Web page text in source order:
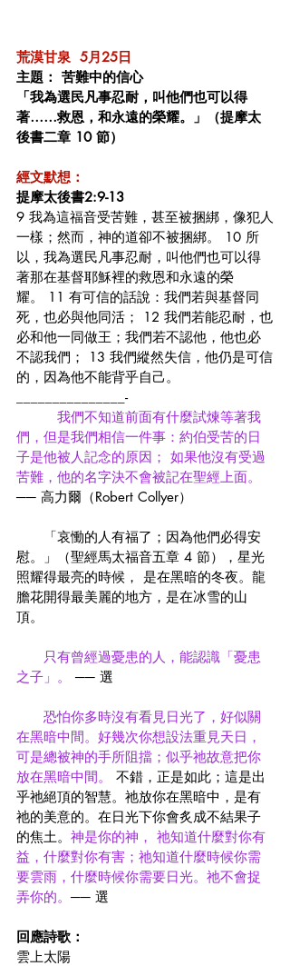
荒漠甘泉  5月25日
主題： 苦難中的信心
「我為選民凡事忍耐，叫他們也可以得
著……救恩，和永遠的榮耀。」（提摩太
後書二章 10 節）
經文默想：
提摩太後書2:9-13
9 我為這福音受苦難，甚至被捆綁，像犯人
一樣；然而，神的道卻不被捆綁。 10 所
以，我為選民凡事忍耐，叫他們也可以得
著那在基督耶穌裡的救恩和永遠的榮
耀。 11 有可信的話說：我們若與基督同
死，也必與他同活； 12 我們若能忍耐，也
必和他一同做王；我們若不認他，他也必
不認我們； 13 我們縱然失信，他仍是可信
的，因為他不能背乎自己。
_______________-
我們不知道前面有什麼試煉等著我
們，但是我們相信一件事：約伯受苦的日
子是他被人記念的原因； 如果他沒有受過
苦難，他的名字決不會被記在聖經上面。
── 高力爾（Robert Collyer）
「哀慟的人有福了；因為他們必得安
慰。」（聖經馬太福音五章 4 節），星光
照耀得最亮的時候， 是在黑暗的冬夜。龍
膽花開得最美麗的地方，是在冰雪的山
頂。
只有曾經過憂患的人，能認識「憂患
之子」。
── 選
恐怕你多時沒有看見日光了，好似關
在黑暗中間。好幾次你想設法重見天日，
可是總被神的手所阻擋；似乎祂故意把你
放在黑暗中間。 不錯，正是如此；這是出
乎祂絕頂的智慧。祂放你在黑暗中，是有
祂的美意的。在日光下你會炙成不結果子
的焦土。 神是你的神， 祂知道什麼對你有
益，什麼對你有害；祂知道什麼時候你需
要雲雨，什麼時候你需要日光。祂不會捉
弄你的。 ── 選
回應詩歌：
雲上太陽